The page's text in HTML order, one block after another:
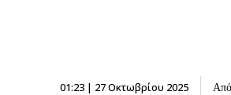
01:23 | 27 Οκτωβρίου 2025